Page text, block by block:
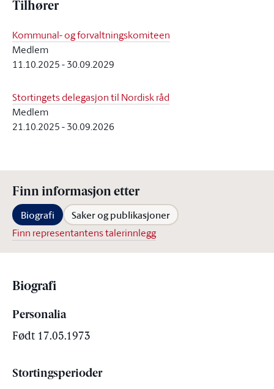
Tilhører
Kommunal- og forvaltningskomiteen
Medlem
11.10.2025-30.09.2029
Stortingets delegasjon til Nordisk råd
Medlem
21.10.2025-30.09.2026
Finn informasjon etter
Biografi Saker og publikasjoner
Finn representantens talerinnlegg
Biografi
Personalia
Født 17.05.1973
Stortingsperioder